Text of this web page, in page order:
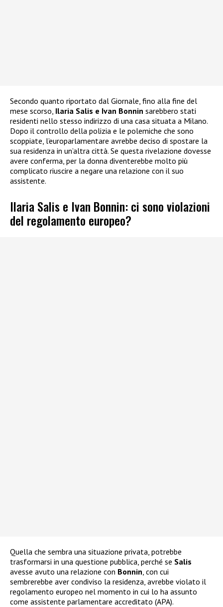
Secondo quanto riportato dal Giornale, fino alla fine del
mese scorso, Ilaria Salis e Ivan Bonnin sarebbero stati
residenti nello stesso indirizzo di una casa situata a Milano.
Dopo il controllo della polizia e le polemiche che sono
scoppiate, l’europarlamentare avrebbe deciso di spostare la
sua residenza in un’altra città. Se questa rivelazione dovesse
avere conferma, per la donna diventerebbe molto più
complicato riuscire a negare una relazione con il suo
assistente.
Ilaria Salis e Ivan Bonnin: ci sono violazioni
del regolamento europeo?
Quella che sembra una situazione privata, potrebbe
trasformarsi in una questione pubblica, perché se Salis
avesse avuto una relazione con Bonnin , con cui
sembrerebbe aver condiviso la residenza, avrebbe violato il
regolamento europeo nel momento in cui lo ha assunto
come assistente parlamentare accreditato (APA).